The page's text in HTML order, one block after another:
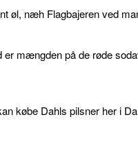
øl, næh Flagbajeren ved
mængden på de røde
købe Dahls pilsner her i